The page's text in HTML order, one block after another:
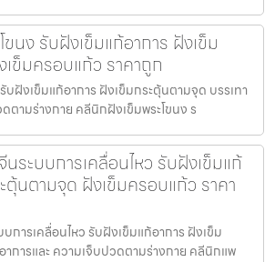
นง รับฝังเข็มแก้อาการ ฝังเข็ม
ข็มครอบแก้ว ราคาถูก
บฝังเข็มแก้อาการ ฝังเข็มกระตุ้นตามจุด บรรเทา
ตามร่างกาย คลีนิกฝังเข็มพระโขนง ร
ระบบการเคลื่อนไหว รับฝังเข็มแก้
ตุ้นตามจุด ฝังเข็มครอบแก้ว ราคา
ารเคลื่อนไหว รับฝังเข็มแก้อาการ ฝังเข็ม
าการและ ความเจ็บปวดตามร่างกาย คลีนิกแพ